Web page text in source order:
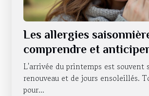
Les allergies
comprendre et
symptômes pour un
quotidien
L'arrivée du printemps est souvent
renouveau et de jours ensoleillés.
pour...